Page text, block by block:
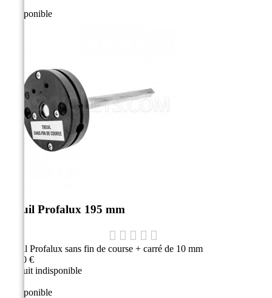
Indisponible
Treuil Profalux 195 mm
Treuil Profalux sans fin de course + carré de 10 mm
47,10 €
Produit indisponible
Indisponible